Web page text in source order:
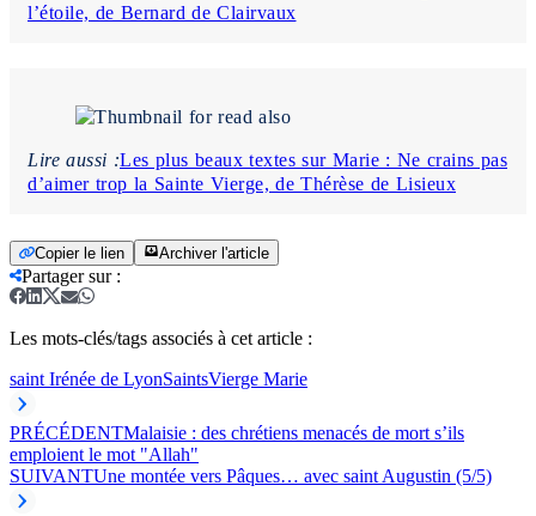
l’étoile, de Bernard de Clairvaux
Lire aussi :Les plus beaux textes sur Marie : Ne crains pas
d’aimer trop la Sainte Vierge, de Thérèse de Lisieux
Copier le lien Archiver l'article
Partager sur:
Les mots-clés/tags associés à cet article :
saint Irénée de LyonSaintsVierge Marie
PRÉCÉDENTMalaisie : des chrétiens menacés de mort s’ils
emploient le mot "Allah"
SUIVANTUne montée vers Pâques… avec saint Augustin (5/5)